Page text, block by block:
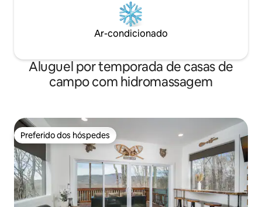
Ar-condicionado
Aluguel por temporada de casas de
campo com hidromassagem
Preferido dos hóspedes
Preferido dos hóspedes